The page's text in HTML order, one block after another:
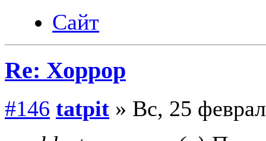
Сайт
Re: Хоррор
#146 tatpit » Вс, 25